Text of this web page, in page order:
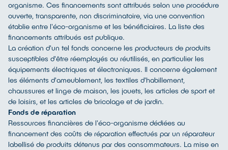
organisme. Ces financements sont attribués selon une procédure
ouverte, transparente, non discriminatoire, via une convention
établie entre l'éco-organisme et les bénéficiaires. La liste des
financements attribués est publique.
La création d'un tel fonds concerne les producteurs de produits
susceptibles d'être réemployés ou réutilisés, en particulier les
équipements électriques et électroniques. Il concerne également
les éléments d'ameublement, les textiles d'habillement,
chaussures et linge de maison, les jouets, les articles de sport et
de loisirs, et les articles de bricolage et de jardin.
Fonds de réparation
Ressources financières de l'éco-organisme dédiées au
financement des coûts de réparation effectués par un réparateur
labellisé de produits détenus par des consommateurs. La mise en